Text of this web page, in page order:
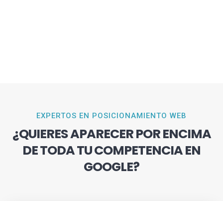
EXPERTOS EN POSICIONAMIENTO WEB
¿QUIERES APARECER POR ENCIMA
DE TODA TU COMPETENCIA EN
GOOGLE?